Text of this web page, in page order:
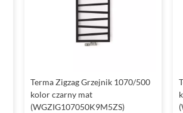
Terma Zigzag Grzejnik 1070/500
kolor czarny mat
(WGZIG107050K9M5ZS)